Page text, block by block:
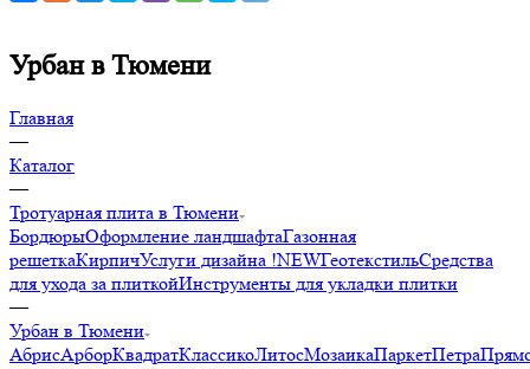
Урбан в Тюмени
Главная
—
Каталог
—
Тротуарная плита в Тюмени
БордюрыОформление ландшафтаГазонная
решеткаКирпичУслуги дизайна !NEWГеотекстильСредства
для ухода за плиткойИнструменты для укладки плитки
—
Урбан в Тюмени
АбрисАрборКвадратКлассикоЛитосМозаикаПаркетПетра